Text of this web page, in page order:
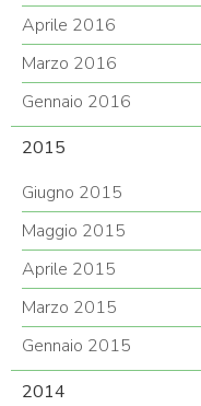
Aprile 2016
Marzo 2016
Gennaio 2016
2015
Giugno 2015
Maggio 2015
Aprile 2015
Marzo 2015
Gennaio 2015
2014